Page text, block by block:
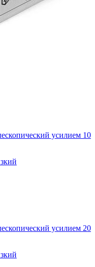
усилием 10
усилием 20